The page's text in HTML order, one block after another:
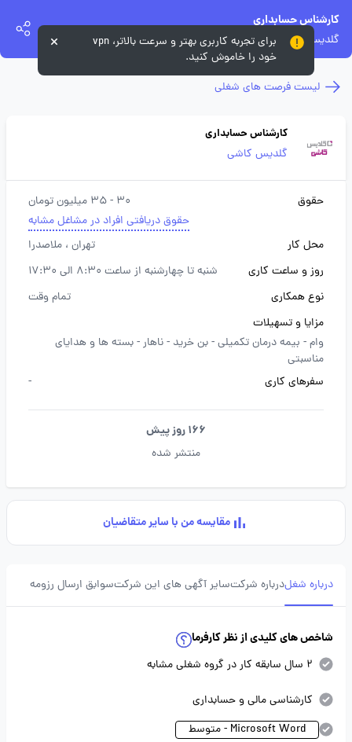
کارشناس حسابداری
گلدیس کاشی
لیست فرصت های شغلی
کارشناس حسابداری
گلدیس کاشی
حقوق
30 - 35 میلیون تومان
حقوق دریافتی افراد در مشاغل مشابه
محل کار
تهران ، ملاصدرا
روز و ساعت کاری
شنبه تا چهارشنبه از ساعت 8:30 الی 17:30
نوع همکاری
تمام وقت
مزایا و تسهیلات
وام - بیمه درمان تکمیلی -بن خرید -ناهار -بسته ها و هدایای
مناسبتی
سفرهای کاری
-
166 روز پیش
منتشر شده
مقایسه من با سایر متقاضیان
درباره شغلدرباره شرکتسایر آگهی های این شرکتسوابق ارسال رزومه
شاخص های کلیدی از نظر کارفرما
2 سال سابقه کار در گروه شغلی مشابه
کارشناسی مالی و حسابداری
Microsoft Word - متوسط
برای تجربه کاربری بهتر و سرعت بالاتر، vpn
خود را خاموش کنید.